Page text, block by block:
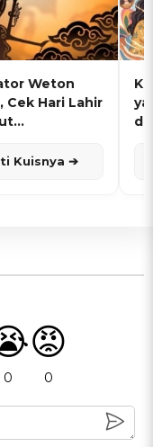
Weton
Cek Hari Lahir
Kuisnya ➔
0
😡
0